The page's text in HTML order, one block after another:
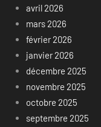
avril 2026
mars 2026
février 2026
janvier 2026
décembre 2025
novembre 2025
octobre 2025
septembre 2025